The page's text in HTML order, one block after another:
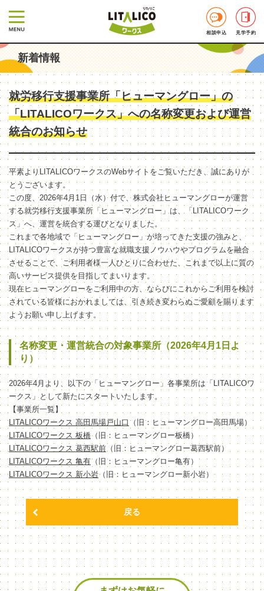
相談申込 見学予約
新着情報
就労移行支援事業所「ヒューマングロー」の
「LITALICOワークス」への名称変更および運営
統合のお知らせ
平素よりLITALICOワークスのWebサイトをご覧いただき、誠にありが
とうございます。
この度、2026年4月1日（水）付で、株式会社ヒューマングローが運営
する就労移行支援事業所「ヒューマングロー」は、「LITALICOワーク
ス」へ、運営を統合する運びとなりました。
これまで各地域で「ヒューマングロー」が培ってきた支援の強みと、
LITALICOワークスが持つ豊富な就職支援ノウハウやプログラムを融合
させることで、ご利用者様一人ひとりに合わせた、これまで以上に質の
高いサービス提供を目指してまいります。
現在ヒューマングローをご利用中の方、ならびにこれからご利用を検討
されている皆様におかれましては、引き続き変わらぬご愛顧を賜ります
ようお願い申し上げます。
名称変更・運営統合の対象事業所（2026年4月1日よ
り）
2026年4月より、以下の「ヒューマングロー」各事業所は「LITALICOワ
ークス」として新たにスタートいたします。
【事業所一覧】
LITALICOワークス 高田馬場戸山口 （旧：ヒューマングロー高田馬場）
LITALICOワークス 板橋（旧：ヒューマングロー板橋）
LITALICOワークス 葛西駅前 （旧：ヒューマングロー葛西駅前）
LITALICOワークス 亀有（旧：ヒューマングロー亀有）
LITALICOワークス 新小岩（旧：ヒューマングロー新小岩）
戻る